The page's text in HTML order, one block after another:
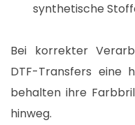
synthetische
Bei korrekter
DTF-Transfers eine
behalten ihre
hinweg.​